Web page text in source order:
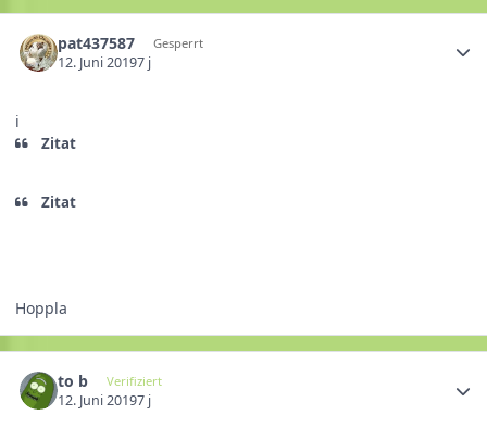
pat437587 Gesperrt
12. Juni 20197 j
i
Zitat
Zitat
Hoppla
to b Verifiziert
12. Juni 20197 j